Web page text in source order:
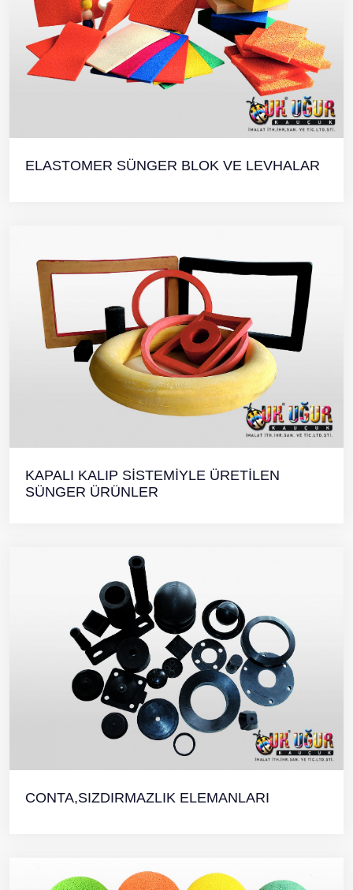
ELASTOMER SÜNGER BLOK VE LEVHALAR
KAPALI KALIP SİSTEMİYLE ÜRETİLEN
SÜNGER ÜRÜNLER
CONTA,SIZDIRMAZLIK ELEMANLARI